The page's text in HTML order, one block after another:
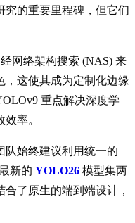
究的重要里程碑，但它们
网络架构搜索 (NAS) 来
，这使其成为定制化边缘
重点解决深度学
率。
队始终建议利用统一的
新的 YOLO26 模型集两
了原生的端到端设计，